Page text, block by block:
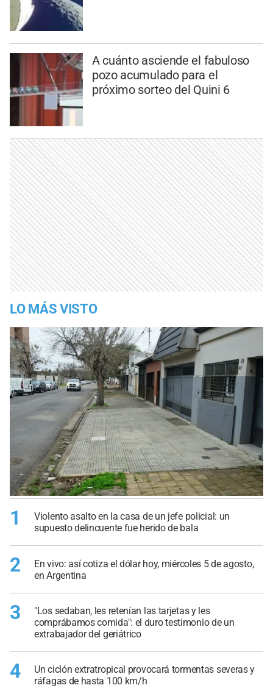
A cuánto asciende el fabuloso
pozo acumulado para el
próximo sorteo del Quini 6
LO MÁS VISTO
1
Violento asalto en la casa de un jefe policial: un
supuesto delincuente fue herido de bala
2
En vivo: así cotiza el dólar hoy, miércoles 5 de agosto,
en Argentina
3
"Los sedaban, les retenían las tarjetas y les
comprábamos comida": el duro testimonio de un
extrabajador del geriátrico
4
Un ciclón extratropical provocará tormentas severas y
ráfagas de hasta 100 km/h